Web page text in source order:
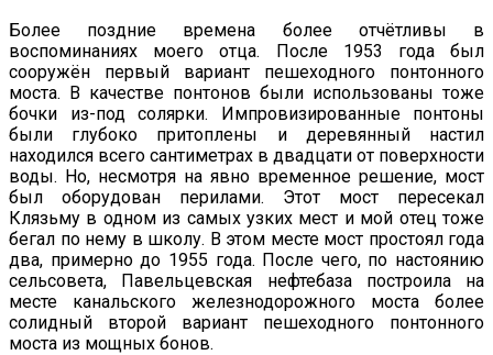
Более поздние времена более отчётливы в
воспоминаниях моего отца. После 1953 года был
сооружён первый вариант пешеходного понтонного
моста. В качестве понтонов были использованы тоже
бочки из-под солярки. Импровизированные понтоны
были глубоко притоплены и деревянный настил
находился всего сантиметрах в двадцати от поверхности
воды. Но, несмотря на явно временное решение, мост
был оборудован перилами. Этот мост пересекал
Клязьму в одном из самых узких мест и мой отец тоже
бегал по нему в школу. В этом месте мост простоял года
два, примерно до 1955 года. После чего, по настоянию
сельсовета, Павельцевская нефтебаза построила на
месте канальского железнодорожного моста более
солидный второй вариант пешеходного понтонного
моста из мощных бонов.